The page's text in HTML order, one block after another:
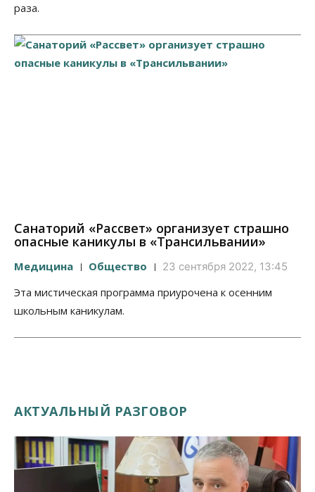
раза.
Санаторий «Рассвет» организует страшно
опасные каникулы в «Трансильвании»
Медицина Общество 23 сентября 2022, 13:45
Эта мистическая программа приурочена к осенним
школьным каникулам.
АКТУАЛЬНЫЙ РАЗГОВОР